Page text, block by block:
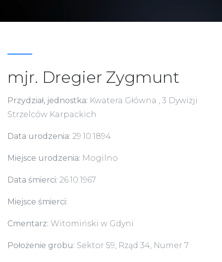
mjr. Dregier Zygmunt
Przydział, jednostka: Kwatera Główna , 3 Dywizji
Strzelców Karpackich
Data urodzenia: 29.10.1894
Miejsce urodzenia: Mogilno
Data śmierci: 26.10.1967
Miejsce śmierci:
Cmentarz: Witomiński w Gdyni
Położenie grobu: Sektor 59, Rząd 34, Numer 7